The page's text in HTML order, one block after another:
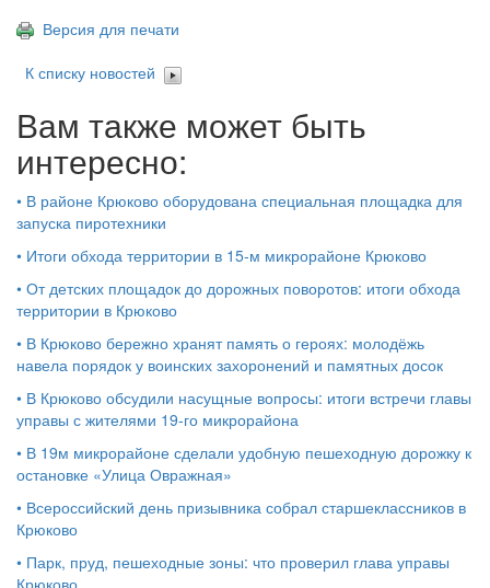
Версия для печати
К списку новостей
Вам также может быть
интересно:
• В районе Крюково оборудована специальная площадка для
запуска пиротехники
• Итоги обхода территории в 15‑м микрорайоне Крюково
• От детских площадок до дорожных поворотов: итоги обхода
территории в Крюково
• В Крюково бережно хранят память о героях: молодёжь
навела порядок у воинских захоронений и памятных досок
• В Крюково обсудили насущные вопросы: итоги встречи главы
управы с жителями 19‑го микрорайона
• В 19м микрорайоне сделали удобную пешеходную дорожку к
остановке «Улица Овражная»
• Всероссийский день призывника собрал старшеклассников в
Крюково
• Парк, пруд, пешеходные зоны: что проверил глава управы
Крюково